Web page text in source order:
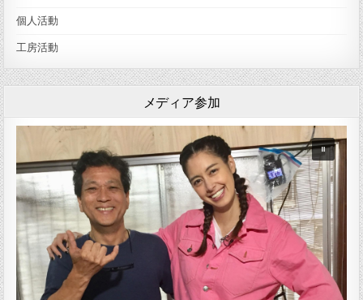
個人活動
工房活動
メディア参加